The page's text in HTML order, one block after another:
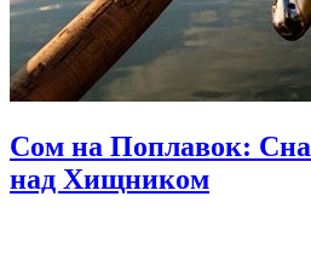
Сом на Поплавок:
над Хищником